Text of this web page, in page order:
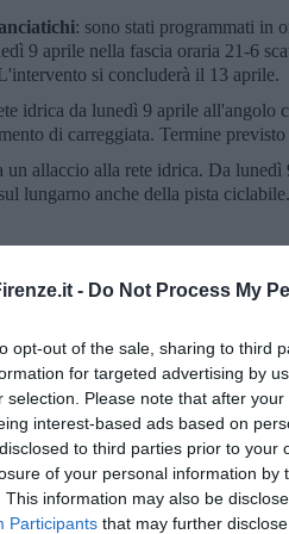
- Do Not Process My
opt-out of the sale, sharing to third
for targeted advertising by
selection. Please note that after
interest-based ads based on
to third parties prior to
of your personal information by
This information may also be
Participants that may further
: sono stati programmati in
9 aprile nella fascia oraria 21-6
si concluderà il 13 aprile.
idrica da lunedì 9 aprile all'angolo
di carreggiata. Termine
un allaccio alla rete idrica. Da lunedì
lungarno anche della pista
al 20 aprile, via delle Oche nel
di soccorso e titolari di passo
della posa di infrastrutture della
e veicoli diretti ai passi carrabili).
della telefonia. Nel tratto via
a partire da lunedì 9 e fino al 21
i lavori per un nuovo allaccio alla
di carreggiata e un senso